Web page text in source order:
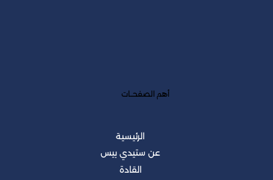
أهم الصفحــات
الرئيسية
عن ستيدي بيس
القادة